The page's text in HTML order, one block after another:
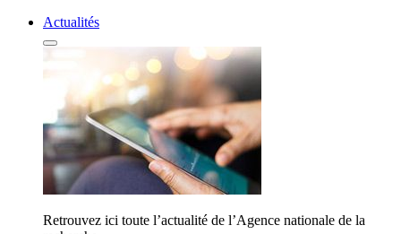
Actualités
Retrouvez ici toute l’actualité de l’Agence nationale de la